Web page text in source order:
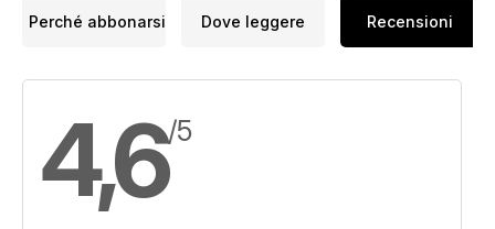
Perché abbonarsi Dove leggere Recensioni
4,6/5